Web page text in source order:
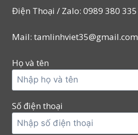
Điện Thoại / Zalo: 0989 380 335
Mail: tamlinhviet35@gmail.com
Họ và tên
Số điện thoại